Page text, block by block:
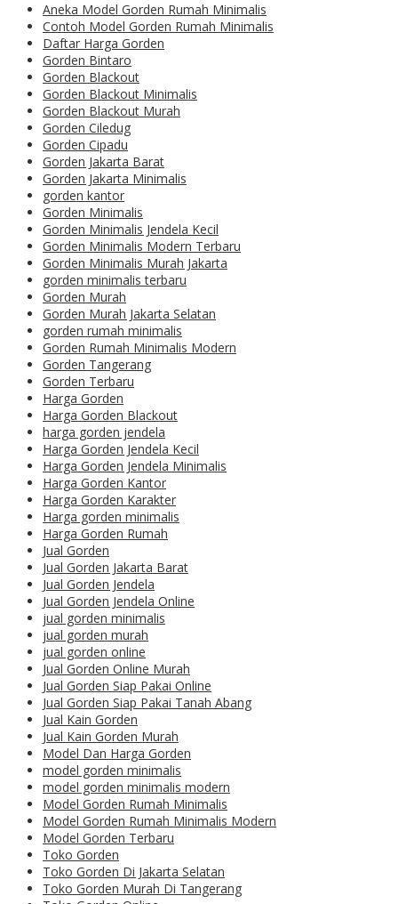
Aneka Model Gorden Rumah Minimalis
Contoh Model Gorden Rumah Minimalis
Daftar Harga Gorden
Gorden Bintaro
Gorden Blackout
Gorden Blackout Minimalis
Gorden Blackout Murah
Gorden Ciledug
Gorden Cipadu
Gorden Jakarta Barat
Gorden Jakarta Minimalis
gorden kantor
Gorden Minimalis
Gorden Minimalis Jendela Kecil
Gorden Minimalis Modern Terbaru
Gorden Minimalis Murah Jakarta
gorden minimalis terbaru
Gorden Murah
Gorden Murah Jakarta Selatan
gorden rumah minimalis
Gorden Rumah Minimalis Modern
Gorden Tangerang
Gorden Terbaru
Harga Gorden
Harga Gorden Blackout
harga gorden jendela
Harga Gorden Jendela Kecil
Harga Gorden Jendela Minimalis
Harga Gorden Kantor
Harga Gorden Karakter
Harga gorden minimalis
Harga Gorden Rumah
Jual Gorden
Jual Gorden Jakarta Barat
Jual Gorden Jendela
Jual Gorden Jendela Online
jual gorden minimalis
jual gorden murah
jual gorden online
Jual Gorden Online Murah
Jual Gorden Siap Pakai Online
Jual Gorden Siap Pakai Tanah Abang
Jual Kain Gorden
Jual Kain Gorden Murah
Model Dan Harga Gorden
model gorden minimalis
model gorden minimalis modern
Model Gorden Rumah Minimalis
Model Gorden Rumah Minimalis Modern
Model Gorden Terbaru
Toko Gorden
Toko Gorden Di Jakarta Selatan
Toko Gorden Murah Di Tangerang